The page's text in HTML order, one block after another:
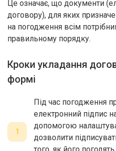
Це означає, що документи
договору), для яких
на погодження всім
правильному порядку.
Кроки укладання
формі
1
Під час погодження
електронний підпис
допомогою
дозволити